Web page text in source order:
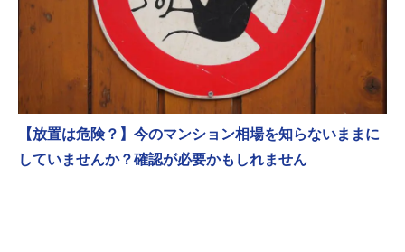
【放置は危険？】今のマンション相場を知らないままに
していませんか？確認が必要かもしれません